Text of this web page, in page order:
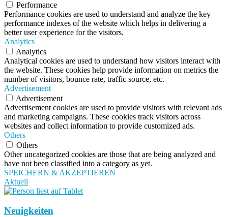
Performance
Performance cookies are used to understand and analyze the key
performance indexes of the website which helps in delivering a
better user experience for the visitors.
Analytics
Analytics
Analytical cookies are used to understand how visitors interact with
the website. These cookies help provide information on metrics the
number of visitors, bounce rate, traffic source, etc.
Advertisement
Advertisement
Advertisement cookies are used to provide visitors with relevant ads
and marketing campaigns. These cookies track visitors across
websites and collect information to provide customized ads.
Others
Others
Other uncategorized cookies are those that are being analyzed and
have not been classified into a category as yet.
SPEICHERN & AKZEPTIEREN
Aktuell
Neuigkeiten